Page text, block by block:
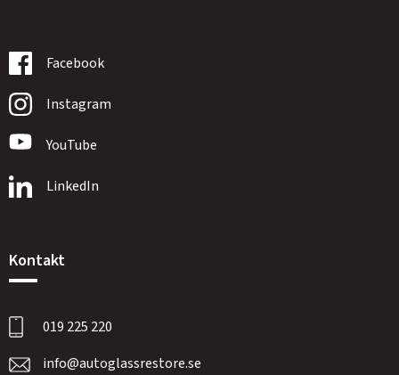
Facebook
Instagram
YouTube
LinkedIn
Kontakt
019 225 220
info@autoglassrestore.se